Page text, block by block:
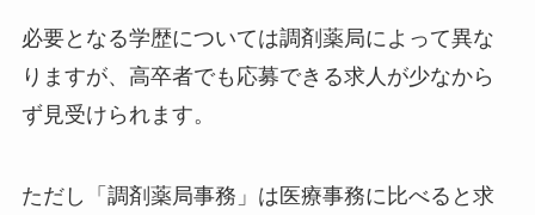
必要となる学歴については調剤薬局によって異な
りますが、高卒者でも応募できる求人が少なから
ず見受けられます。
ただし「調剤薬局事務」は医療事務に比べると求